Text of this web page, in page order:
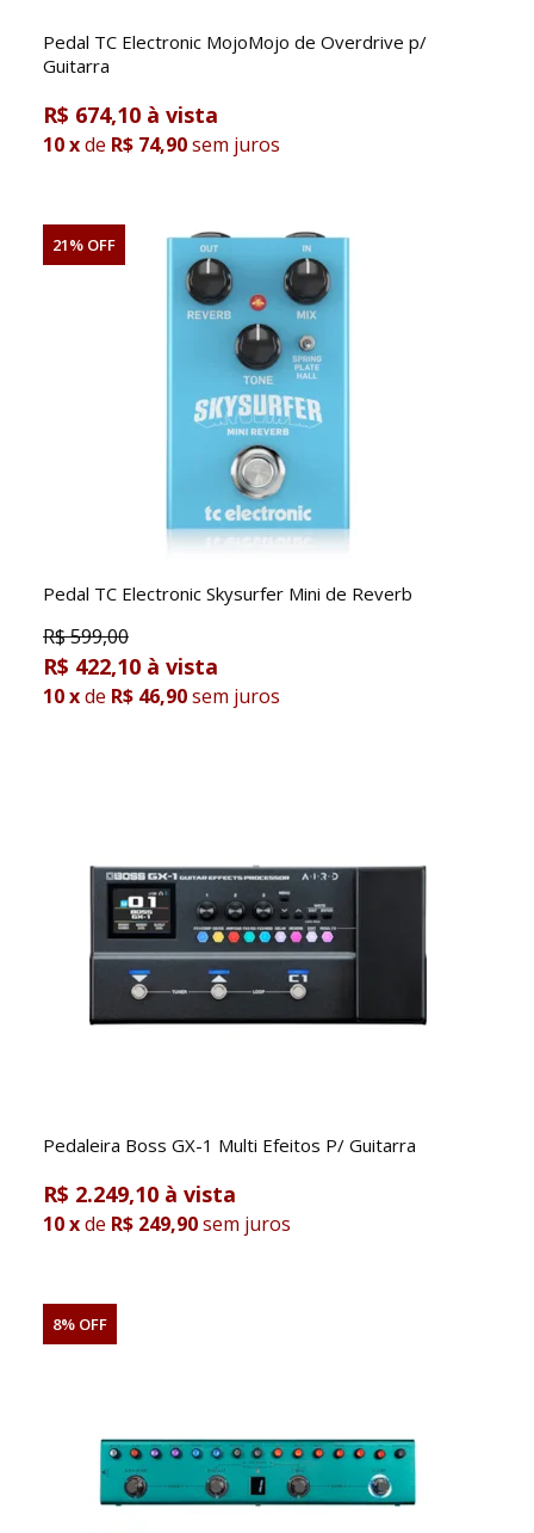
Pedal TC Electronic MojoMojo de Overdrive p/
Guitarra
R$ 674,10
10xde R$ 74,90sem juros
21% OFF
Pedal TC Electronic Skysurfer Mini de Reverb
R$599,00
R$ 422,10
10xde R$ 46,90sem juros
Pedaleira Boss GX-1 Multi Efeitos P/ Guitarra
R$ 2.249,10
10xde R$ 249,90sem juros
8% OFF